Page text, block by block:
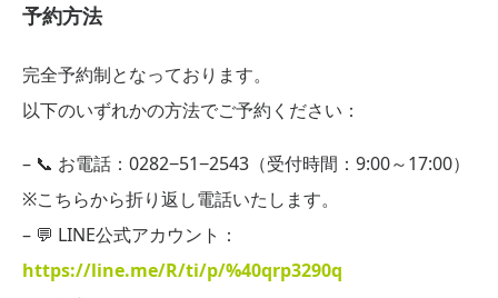
予約方法
完全予約制となっております。
以下のいずれかの方法でご予約ください：
– 📞 お電話：0282−51−2543（受付時間：9:00～17:00）
※こちらから折り返し電話いたします。
– 💬 LINE公式アカウント：
https://line.me/R/ti/p/%40qrp3290q